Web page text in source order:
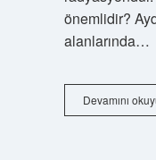
önemlidir?
alanlarında…
Devamını